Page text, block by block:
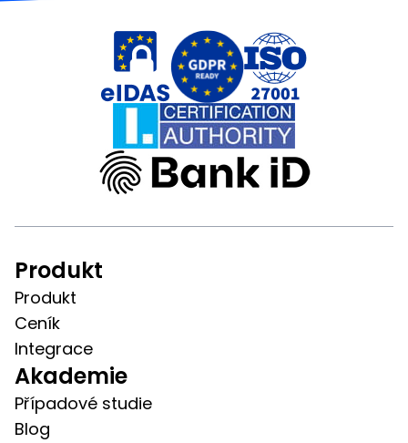
Produkt
Produkt
Ceník
Integrace
Akademie
Případové studie
Blog